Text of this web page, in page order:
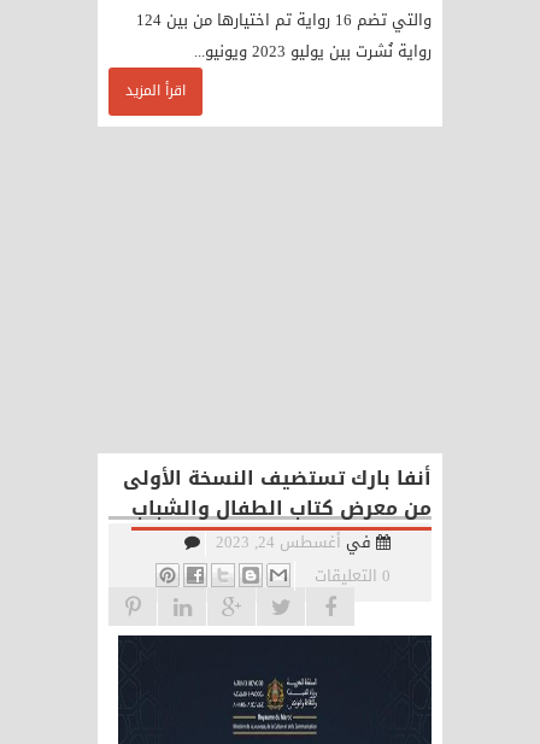
والتي تضم 16 رواية تم اختيارها من بين 124
رواية نُشرت بين يوليو 2023 ويونيو...
اقرأ المزيد
أنفا بارك تستضيف النسخة الأولى
من معرض كتاب الطفال والشباب
في أغسطس 24, 2023
0 التعليقات